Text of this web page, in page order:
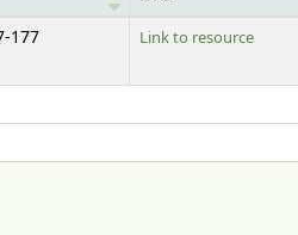
177 Link to resource